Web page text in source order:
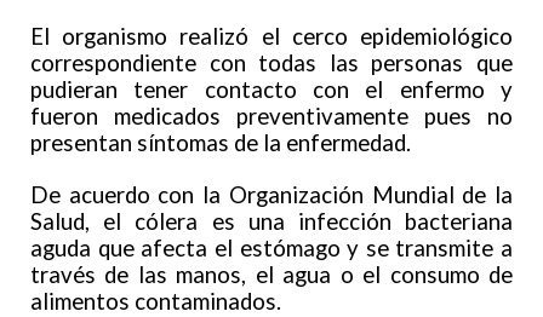
El organismo realizó el cerco epidemiológico
correspondiente con todas las personas que
pudieran tener contacto con el enfermo y
fueron medicados preventivamente pues no
presentan síntomas de la enfermedad.
De acuerdo con la Organización Mundial de la
Salud, el cólera es una infección bacteriana
aguda que afecta el estómago y se transmite a
través de las manos, el agua o el consumo de
alimentos contaminados.